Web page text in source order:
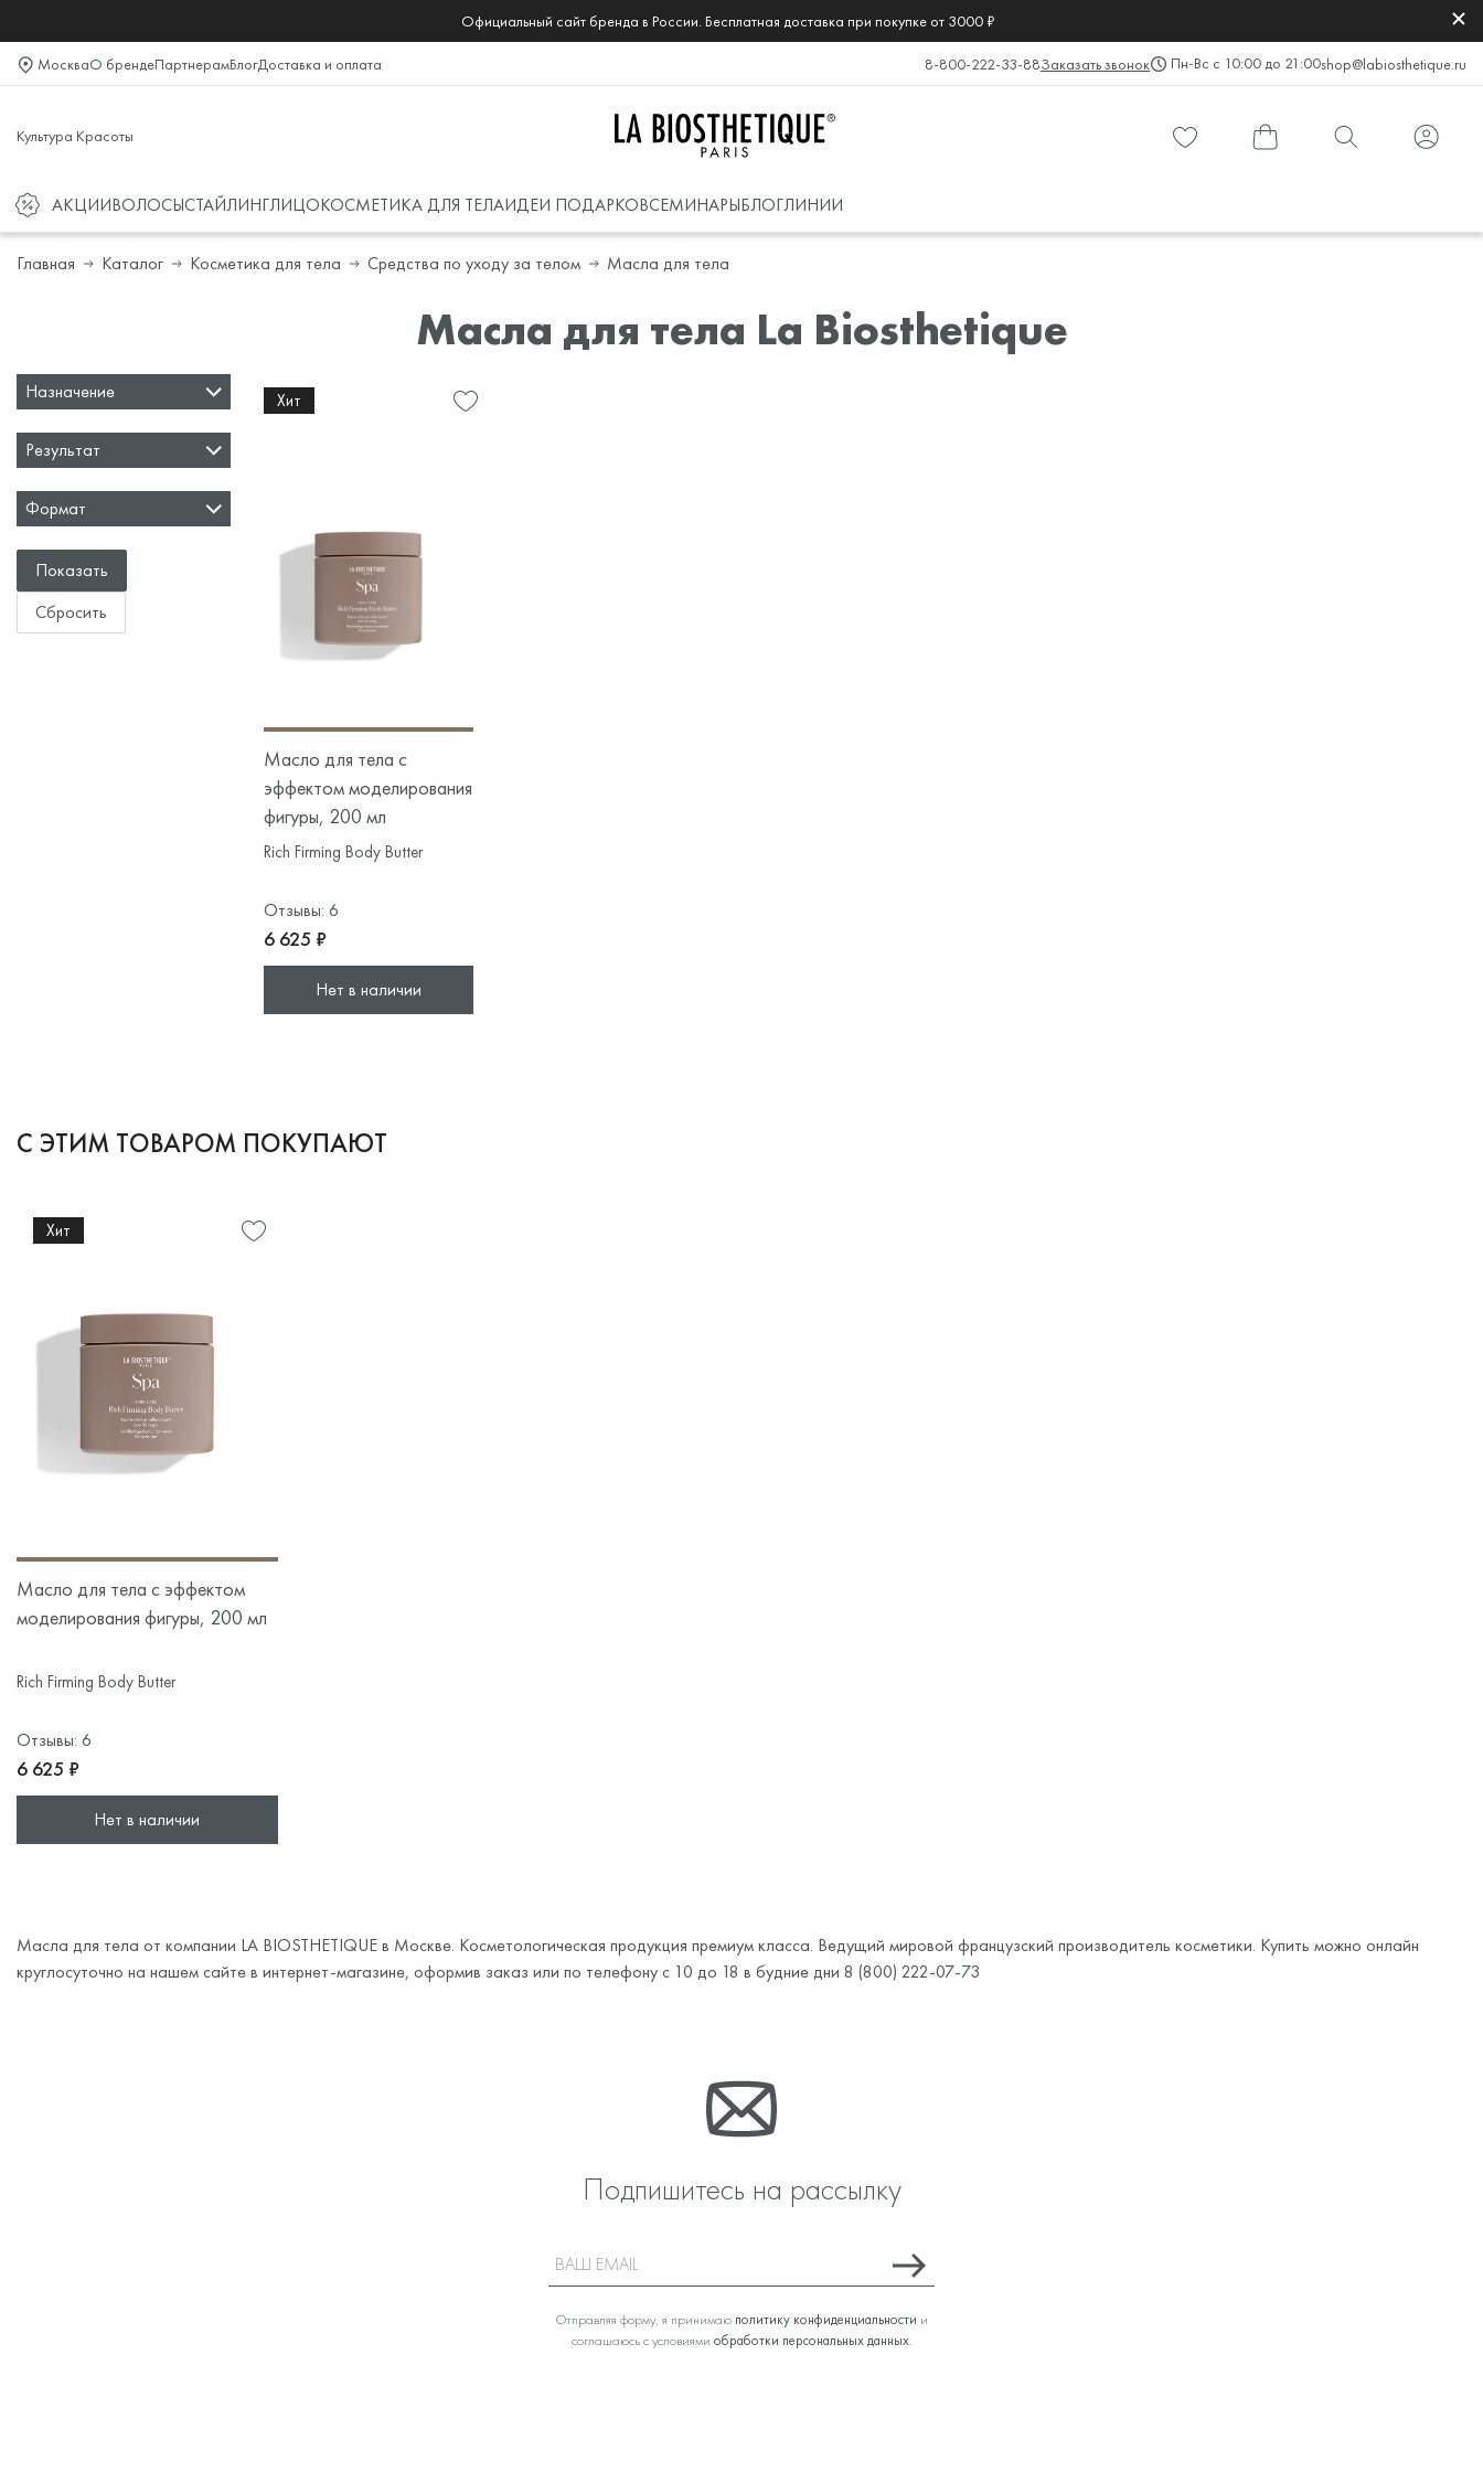
Официальный сайт бренда в России. Бесплатная доставка при покупке от 3000 ₽
МоскваО брендеПартнерамБлогДоставка и оплата 8-800-222-33-88Заказать звонок Пн-Вс с 10:00 до 21:00shop@labiosthetique.ru
Культура Красоты
АКЦИИВОЛОСЫСТАЙЛИНГЛИЦОКОСМЕТИКА ДЛЯ ТЕЛАИДЕИ ПОДАРКОВСЕМИНАРЫБЛОГЛИНИИ
Главная Каталог Косметика для тела Средства по уходу за телом Масла для тела
Масла для тела La Biosthetique
Назначение
Результат
Формат
Хит
Масло для тела с
эффектом моделирования
фигуры, 200 мл
Rich Firming Body Butter
Отзывы: 6
6 625 ₽
Нет в наличии
С ЭТИМ ТОВАРОМ ПОКУПАЮТ
Хит
Масло для тела с эффектом
моделирования фигуры, 200 мл
Rich Firming Body Butter
Отзывы: 6
6 625 ₽
Нет в наличии
Масла для тела от компании LA BIOSTHETIQUE в Москве. Косметологическая продукция премиум класса. Ведущий мировой французский производитель косметики. Купить можно онлайн
круглосуточно на нашем сайте в интернет-магазине, оформив заказ или по телефону с 10 до 18 в будние дни 8 (800) 222-07-73
Подпишитесь на рассылку
Отправляя форму, я принимаю политику конфиденциальности и
соглашаюсь с условиями обработки персональных данных.